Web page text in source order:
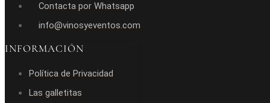
Contacta por Whatsapp
info@vinosyeventos.com
INFORMACIÓN
Política de Privacidad
Las galletitas